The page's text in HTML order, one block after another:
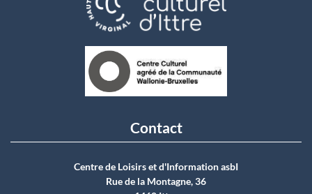
Contact
Centre de Loisirs et d'Information asbI
Rue de la Montagne, 36